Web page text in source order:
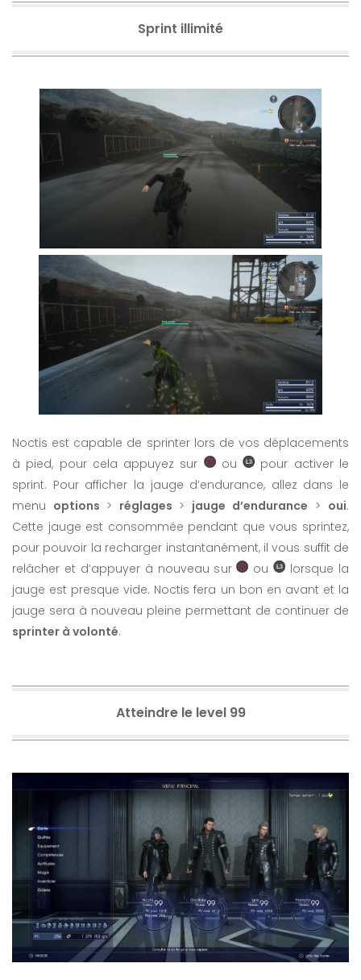
Sprint illimité
Noctis est capable de sprinter lors de vos déplacements
à pied, pour cela appuyez sur
ou
pour activer le
sprint. Pour afficher la jauge d’endurance, allez dans le
menu options > réglages > jauge d’endurance > oui.
Cette jauge est consommée pendant que vous sprintez,
pour pouvoir la recharger instantanément, il vous suffit de
relâcher et d’appuyer à nouveau sur
ou
lorsque la
jauge est presque vide. Noctis fera un bon en avant et la
jauge sera à nouveau pleine permettant de continuer de
sprinter à volonté.
Atteindre le level 99